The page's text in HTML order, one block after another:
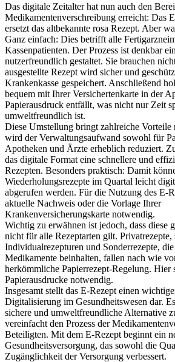
Das digitale Zeitalter hat nun auch den
Medikamentenverschreibung erreicht: Das
ersetzt das altbekannte rosa Rezept. Aber
Ganz einfach: Dies betrifft alle
Kassenpatienten. Der Prozess ist denkbar
nutzerfreundlich gestaltet. Sie brauchen
ausgestellte Rezept wird sicher und
Krankenkasse gespeichert. Anschließend
bequem mit Ihrer Versichertenkarte in der
Papierausdruck entfällt, was nicht nur Zeit
umweltfreundlich ist.
Diese Umstellung bringt zahlreiche Vorteile
wird der Verwaltungsaufwand sowohl für
Apotheken und Ärzte erheblich reduziert.
das digitale Format eine schnellere und
Rezepten. Besonders praktisch: Damit
Wiederholungsrezepte im Quartal leicht
abgerufen werden. Für die Nutzung des E-
aktuelle Nachweis oder die Vorlage Ihrer
Krankenversicherungskarte notwendig.
Wichtig zu erwähnen ist jedoch, dass diese
nicht für alle Rezeptarten gilt. Privatrezepte,
Individualrezepturen und Sonderrezepte,
Medikamente beinhalten, fallen nach wie
herkömmliche Papierrezept-Regelung. Hier
Papierausdrucke notwendig.
Insgesamt stellt das E-Rezept einen
Digitalisierung im Gesundheitswesen dar.
sichere und umweltfreundliche Alternative
vereinfacht den Prozess der
Beteiligten. Mit dem E-Rezept beginnt ein
Gesundheitsversorgung, das sowohl die
Zugänglichkeit der Versorgung verbessert.